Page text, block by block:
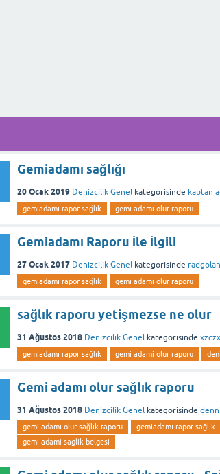
Gemiadamı sağlığı
20 Ocak 2019 Denizcilik Genel kategorisinde kaptan
gemiadamı rapor sağlık gemi adami olur raporu
Gemiadamı Raporu İle İlgili
27 Ocak 2017 Denizcilik Genel kategorisinde radgolan
gemiadamı rapor sağlık gemi adami olur raporu
sağlık raporu yetişmezse ne olur
31 Ağustos 2018 Denizcilik Genel kategorisinde
gemiadamı rapor sağlık gemi adami olur raporu
Gemi adamı olur sağlık raporu
31 Ağustos 2018 Denizcilik Genel kategorisinde
gemi adamı olur sağlık raporu gemiadamı rapor sağlık
gemi adami saglik belgesi